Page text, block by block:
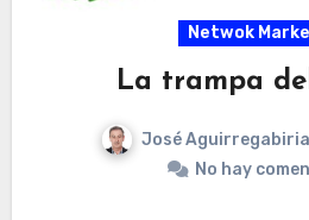
Netwok
La trampa
José Aguirregabiria
No hay